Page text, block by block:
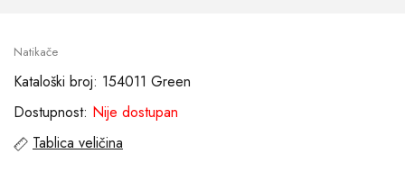
Natikače
Kataloški broj: 154011 Green
Dostupnost: Nije dostupan
Tablica veličina